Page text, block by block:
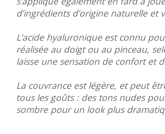
d’ingrédients d’origine naturelle
L’acide hyaluronique est connu
réalisée au doigt ou au pinceau,
laisse une sensation de confort et
La couvrance est légère, et peut
tous les goûts : des tons nudes
sombre pour un look plus